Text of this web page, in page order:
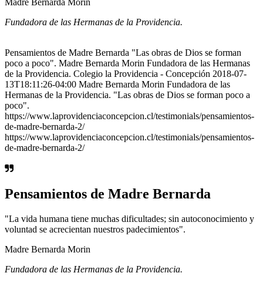
Madre Bernarda Morin
Fundadora de las Hermanas de la Providencia.
Pensamientos de Madre Bernarda "Las obras de Dios se forman
poco a poco". Madre Bernarda Morin Fundadora de las Hermanas
de la Providencia. Colegio la Providencia - Concepción 2018-07-
13T18:11:26-04:00 Madre Bernarda Morin Fundadora de las
Hermanas de la Providencia. "Las obras de Dios se forman poco a
poco".
https://www.laprovidenciaconcepcion.cl/testimonials/pensamientos-
de-madre-bernarda-2/
https://www.laprovidenciaconcepcion.cl/testimonials/pensamientos-
de-madre-bernarda-2/
Pensamientos de Madre Bernarda
"La vida humana tiene muchas dificultades; sin autoconocimiento y
voluntad se acrecientan nuestros padecimientos".
Madre Bernarda Morin
Fundadora de las Hermanas de la Providencia.